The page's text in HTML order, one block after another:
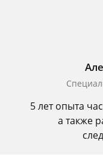
5 лет опыта
а также